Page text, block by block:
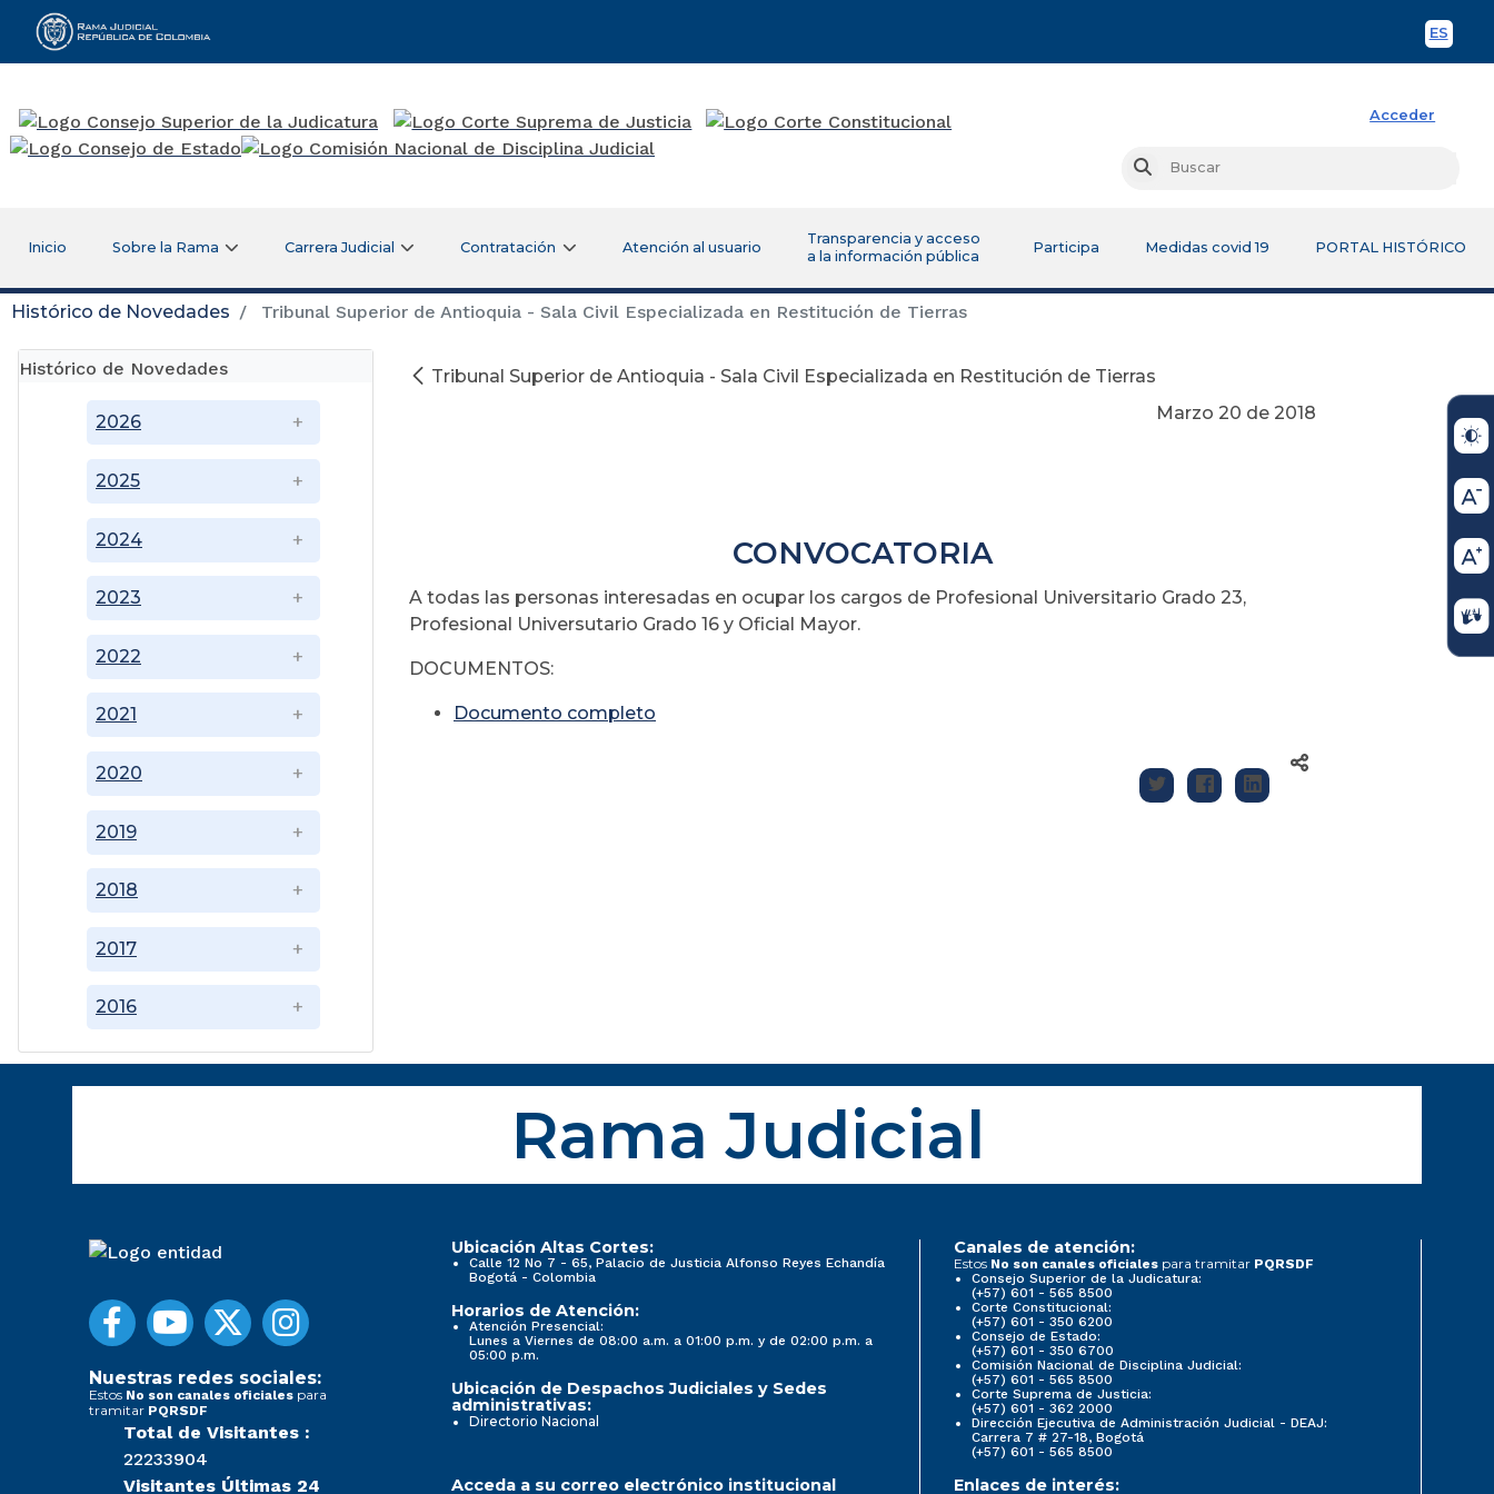
ES
Rama Judicial
Acceder
Buscar
Inicio Sobre la Rama Carrera Judicial Contratación Atención al usuario
Transparencia y acceso
a la información pública
Participa Medidas covid 19 PORTAL HISTÓRICO
Histórico de Novedades Tribunal Superior de Antioquia - Sala Civil Especializada en Restitución de Tierras
Histórico de Novedades
2016
2017
2018
2019
2020
2021
2022
2023
2024
2025
2026
Tribunal Superior de Antioquia - Sala Civil Especializada en Restitución de Tierras
Marzo 20 de 2018
CONVOCATORIA
A todas las personas interesadas en ocupar los cargos de Profesional Universitario Grado 23,
Profesional Universutario Grado 16 y Oficial Mayor.
DOCUMENTOS:
Documento completo
Rama Judicial
Nuestras redes sociales:
Estos No son canales oficiales para
tramitar PQRSDF
Total de Visitantes :
22233904
Visitantes Últimas 24
Ubicación Altas Cortes:
Calle 12 No 7 - 65, Palacio de Justicia Alfonso Reyes Echandía
Bogotá - Colombia
Horarios de Atención:
Atención Presencial:
Lunes a Viernes de 08:00 a.m. a 01:00 p.m. y de 02:00 p.m. a
05:00 p.m.
Ubicación de Despachos Judiciales y Sedes
administrativas:
Directorio Nacional
Canales de atención:
Estos No son canales oficiales para tramitar PQRSDF
Consejo Superior de la Judicatura:
(+57) 601 - 565 8500
Corte Constitucional:
(+57) 601 - 350 6200
Consejo de Estado:
(+57) 601 - 350 6700
Comisión Nacional de Disciplina Judicial:
(+57) 601 - 565 8500
Corte Suprema de Justicia:
(+57) 601 - 362 2000
Dirección Ejecutiva de Administración Judicial - DEAJ:
Carrera 7 # 27-18, Bogotá
(+57) 601 - 565 8500
Acceda a su correo electrónico institucional Enlaces de interés: